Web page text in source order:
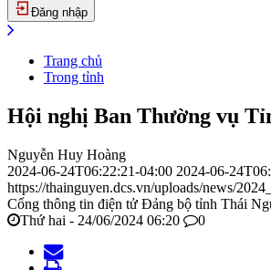
Đăng nhập
Trang chủ
Trong tỉnh
Hội nghị Ban Thường vụ
Nguyễn Huy Hoàng
2024-06-24T06:22:21-04:00 2024-06-
https://thainguyen.dcs.vn/uploads/news/
Cổng thông tin điện tử Đảng bộ tỉnh Thái
Thứ hai - 24/06/2024 06:20
0